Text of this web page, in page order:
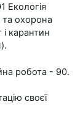
Екологія
та охорона
карантин
робота - 90.
своєї